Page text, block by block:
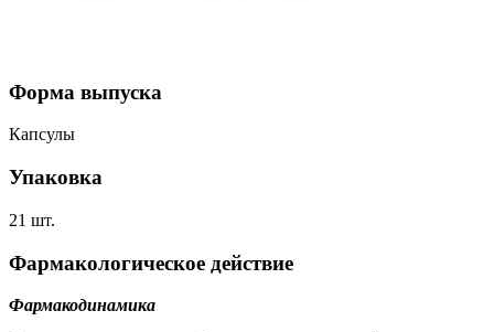
Форма выпуска
Капсулы
Упаковка
21 шт.
Фармакологическое действие
Фармакодинамика